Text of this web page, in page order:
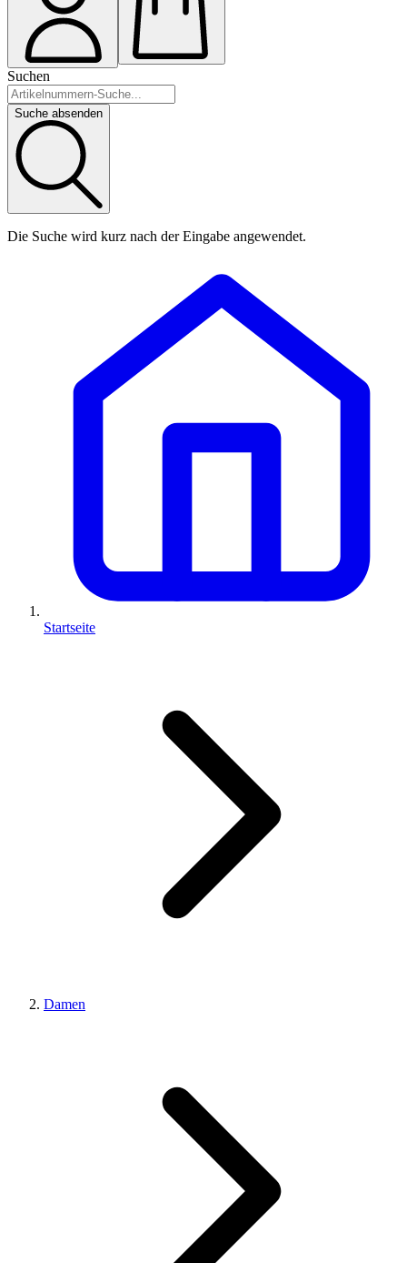
Suchen
Suche absenden
Die Suche wird kurz nach der Eingabe angewendet.
Startseite
Damen